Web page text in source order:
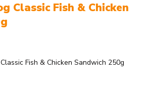
Classic Fish & Chicken